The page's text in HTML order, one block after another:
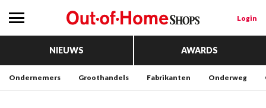
Login
NIEUWS AWARDS
Ondernemers Groothandels Fabrikanten Onderweg